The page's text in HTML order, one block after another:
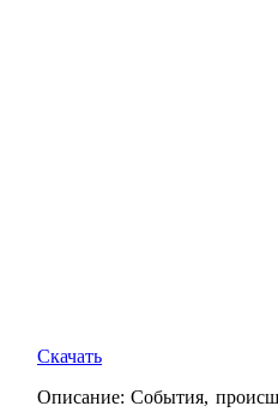
Скачать
Описание: События,